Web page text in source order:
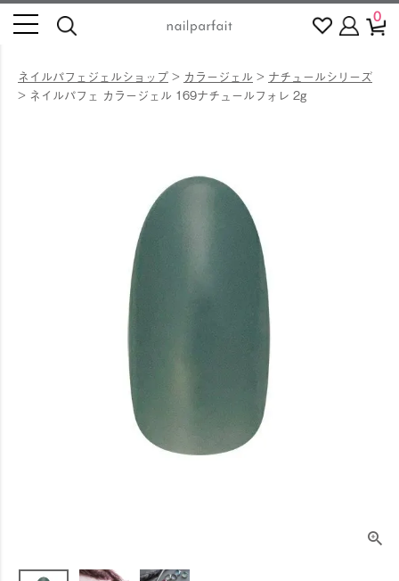
0
ネイルパフェジェルショップ カラージェル
ナチュールシリーズ
ネイルパフェ カラージェル 169ナチュールフォレ 2g